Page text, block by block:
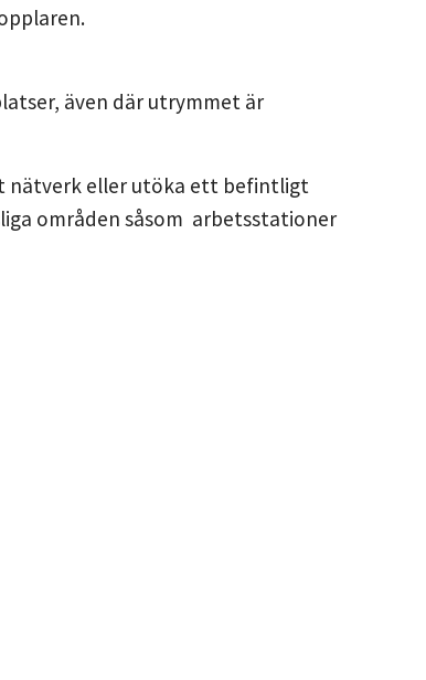
även där utrymmet är
nätverk eller utöka ett befintligt
områden såsom arbetsstationer